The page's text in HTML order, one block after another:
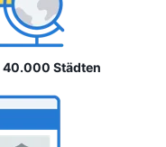
40.000 Städten